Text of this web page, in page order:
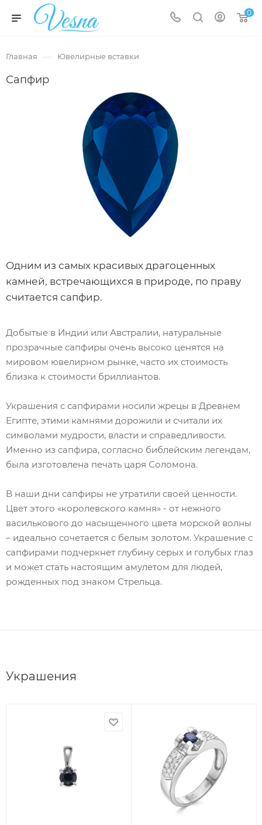
0
Главная — Ювелирные вставки
Сапфир
Одним из самых красивых драгоценных
камней, встречающихся в природе, по праву
считается сапфир.
Добытые в Индии или Австралии, натуральные
прозрачные сапфиры очень высоко ценятся на
мировом ювелирном рынке, часто их стоимость
близка к стоимости бриллиантов.
Украшения с сапфирами носили жрецы в Древнем
Египте, этими камнями дорожили и считали их
символами мудрости, власти и справедливости.
Именно из сапфира, согласно библейским легендам,
была изготовлена печать царя Соломона.
В наши дни сапфиры не утратили своей ценности.
Цвет этого «королевского камня» - от нежного
василькового до насыщенного цвета морской волны
– идеально сочетается с белым золотом. Украшение с
сапфирами подчеркнет глубину серых и голубых глаз
и может стать настоящим амулетом для людей,
рожденных под знаком Стрельца.
Украшения